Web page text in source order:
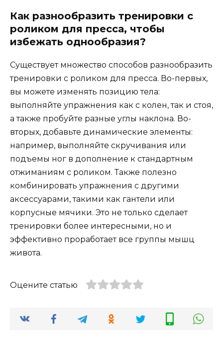
Как разнообразить тренировки с
роликом для пресса, чтобы
избежать однообразия?
Существует множество способов разнообразить
тренировки с роликом для пресса. Во-первых,
вы можете изменять позицию тела:
выполняйте упражнения как с колен, так и стоя,
а также пробуйте разные углы наклона. Во-
вторых, добавьте динамические элементы:
например, выполняйте скручивания или
подъемы ног в дополнение к стандартным
отжиманиям с роликом. Также полезно
комбинировать упражнения с другими
аксессуарами, такими как гантели или
корпусные мячики. Это не только сделает
тренировки более интересными, но и
эффективно проработает все группы мышц
живота.
Оцените статью